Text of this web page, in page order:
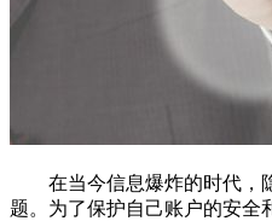
在当今信息爆炸的时代，
题。为了保护自己账户的安全